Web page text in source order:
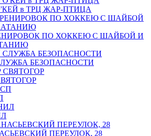
в ТРЦ ЖАР-ПТИЦА
ПО ХОККЕЮ С ШАЙБОЙ И
БЕЗОПАСНОСТИ
ПЕРЕУЛОК, 28